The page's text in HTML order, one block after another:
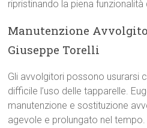
ripristinando la piena
Manutenzione
Giuseppe Torelli
Gli avvolgitori possono usurarsi
difficile l’uso delle tapparelle.
manutenzione e sostituzione
agevole e prolungato nel tempo.